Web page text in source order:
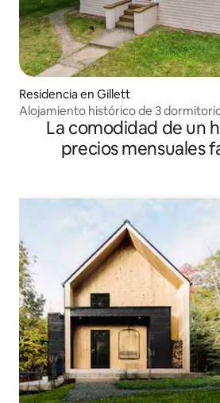
Residencia en Gillett
Alojamiento histórico de 3
Green Bay | Slee
La comodidad de un
precios mensuales